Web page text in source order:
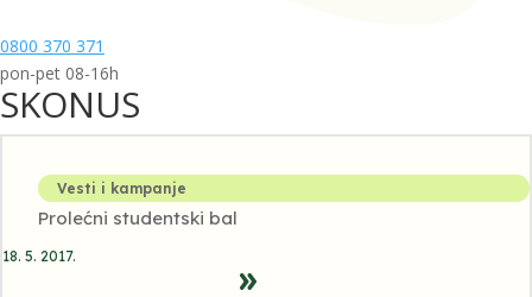
0800 370 371
pon-pet 08-16h
SKONUS
Vesti i kampanje
Prolećni studentski bal
18. 5. 2017.